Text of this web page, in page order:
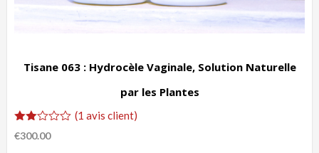
Tisane 063 : Hydrocèle Vaginale, Solution Naturelle
par les Plantes
Noté
2.00
1
(1 avis client)
€300.00